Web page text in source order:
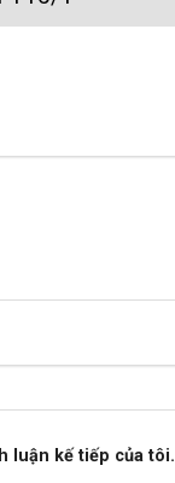
luận kế tiếp của tôi.